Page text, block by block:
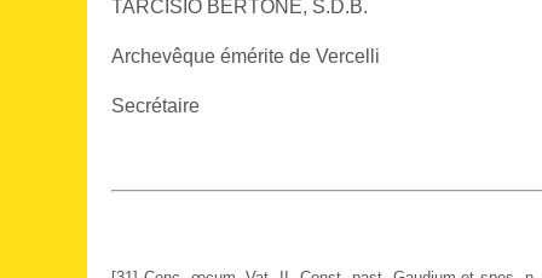
TARCISIO BERTONE, S.D.B.
Archevêque émérite de Vercelli
Secrétaire